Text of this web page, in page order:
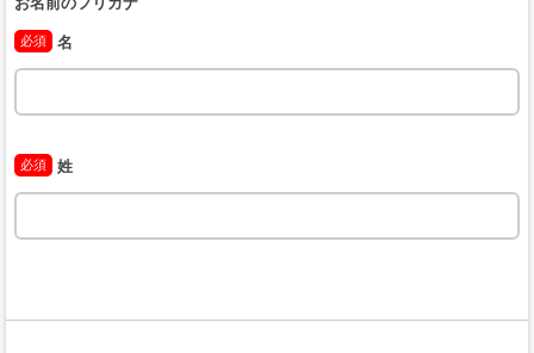
必須 名
必須 姓